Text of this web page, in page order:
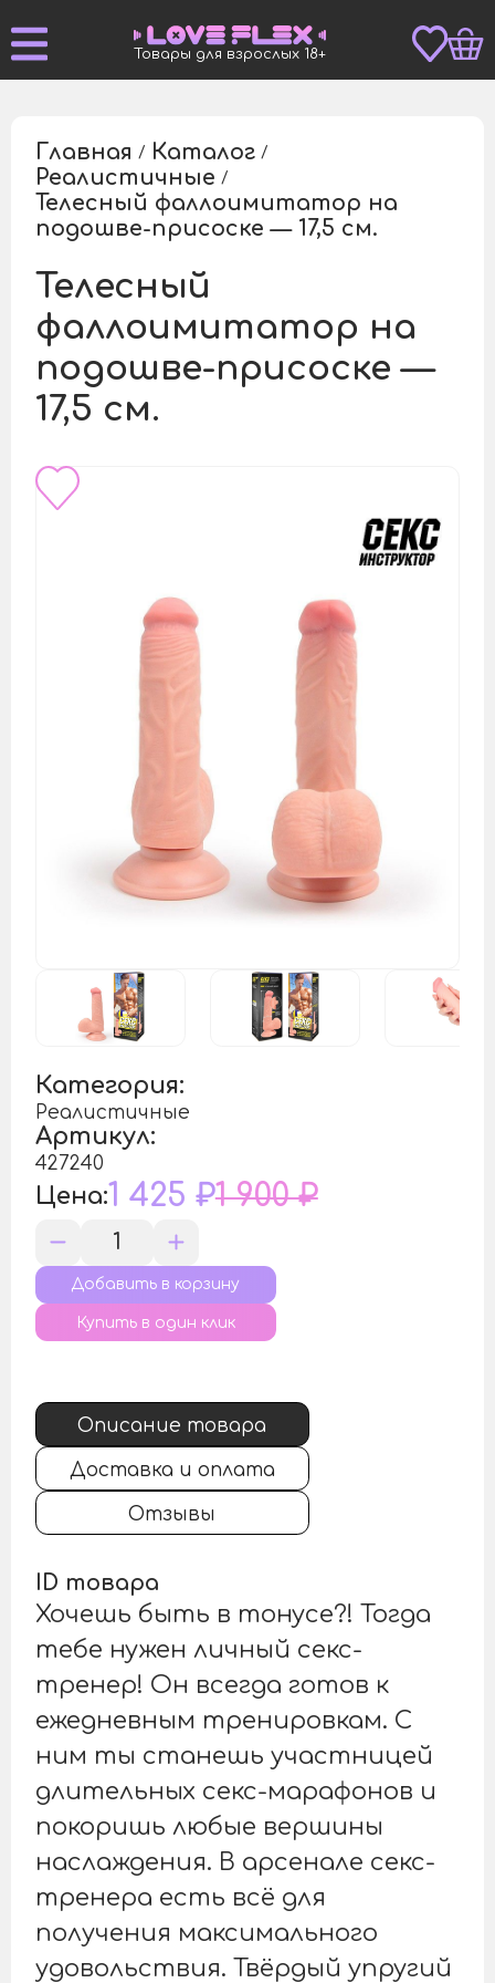
Товары для взрослых 18+
Главная / Каталог /
Реалистичные /
Телесный фаллоимитатор на
подошве-присоске — 17,5 см.
Телесный
фаллоимитатор на
подошве-присоске —
17,5 см.
Категория:
Реалистичные
Артикул:
427240
Цена:1 425 ₽1 900 ₽
Купить в один клик
Описание товара
Доставка и оплата
Отзывы
ID товара
Хочешь быть в тонусе?! Тогда
тебе нужен личный секс-
тренер! Он всегда готов к
ежедневным тренировкам. С
ним ты станешь участницей
длительных секс-марафонов и
покоришь любые вершины
наслаждения. В арсенале секс-
тренера есть всё для
получения максимального
удовольствия. Твёрдый упругий